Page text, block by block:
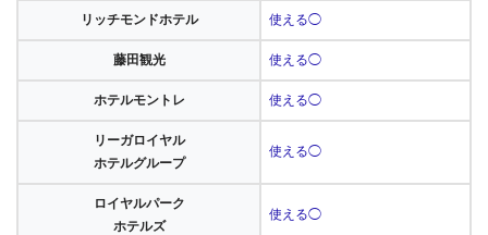
リッチモンドホテル 使える◯
藤田観光 使える◯
ホテルモントレ 使える◯
リーガロイヤル
ホテルグループ
使える◯
ロイヤルパーク
ホテルズ
使える◯